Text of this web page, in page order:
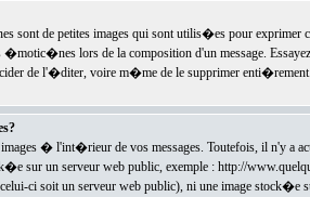
sont de petites images qui sont utilis�es pour exprimer
lors de la composition d'un message.
de l'�diter, voire m�me de le supprimer
� l'int�rieur de vos messages. Toutefois, il n'y a
sur un serveur web public, exemple : http://
ci soit un serveur web public), ni une image stock�e